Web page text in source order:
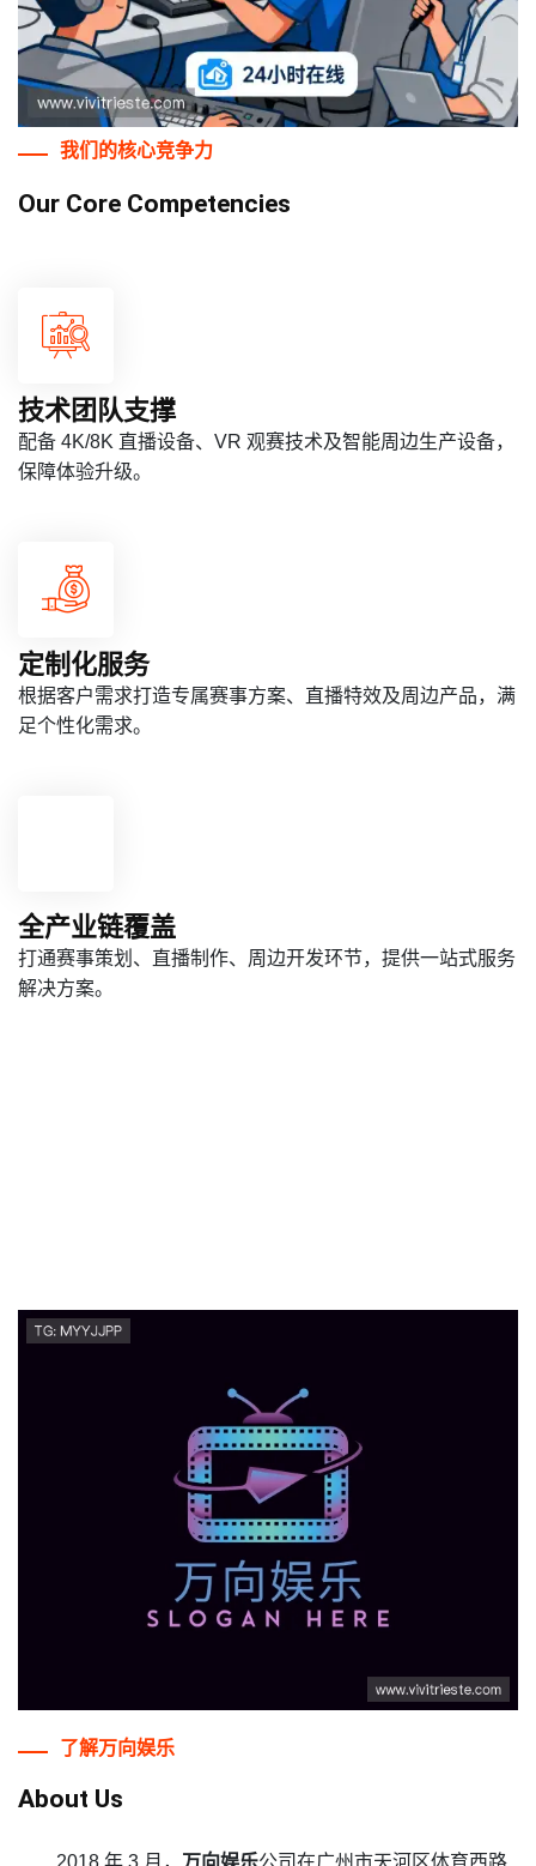
我们的核心竞争力
Our Core Competencies
技术团队支撑
配备 4K/8K 直播设备、VR 观赛技术及智能周边生产设备，
保障体验升级。
定制化服务
根据客户需求打造专属赛事方案、直播特效及周边产品，满
足个性化需求。
全产业链覆盖
打通赛事策划、直播制作、周边开发环节，提供一站式服务
解决方案。
了解万向娱乐
About Us